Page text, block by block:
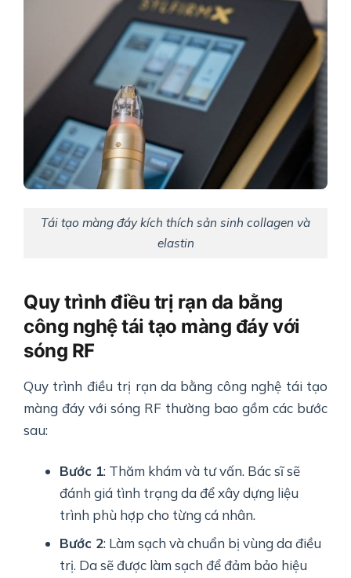
Tái tạo màng đáy kích thích sản sinh collagen và
elastin
Quy trình điều trị rạn da bằng
công nghệ tái tạo màng đáy với
sóng RF
Quy trình điều trị rạn da bằng công nghệ tái tạo
màng đáy với sóng RF thường bao gồm các bước
sau:
Bước 1: Thăm khám và tư vấn. Bác sĩ sẽ
đánh giá tình trạng da để xây dựng liệu
trình phù hợp cho từng cá nhân.
Bước 2: Làm sạch và chuẩn bị vùng da điều
trị. Da sẽ được làm sạch để đảm bảo hiệu